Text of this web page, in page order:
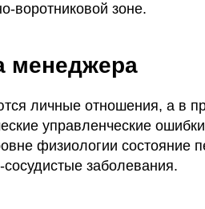
воротниковой зоне.
менеджера
личные отношения, а в
управленческие
физиологии состояние
заболевания.